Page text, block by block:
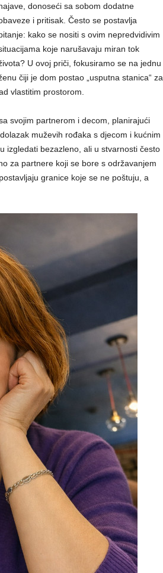
donoseći sa sobom dodatne
i pritisak. Često se postavlja
kako se nositi s ovim nepredvidivim
koje narušavaju miran tok
U ovoj priči, fokusiramo se na jednu
čiji je dom postao „usputna stanica“ za
vlastitim prostorom.
svojim partnerom i decom, planirajući
muževih rođaka s djecom i kućnim
izgledati bezazleno, ali u stvarnosti često
za partnere koji se bore s održavanjem
granice koje se ne poštuju, a